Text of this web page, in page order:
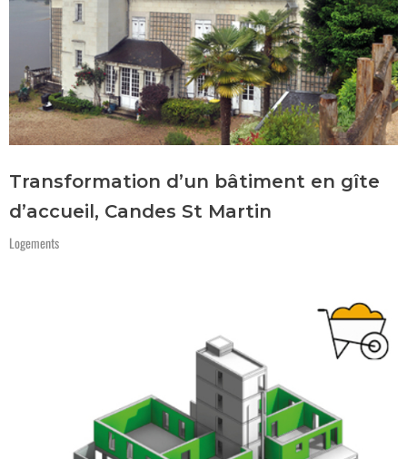
Transformation d’un bâtiment en gîte
d’accueil, Candes St Martin
Logements